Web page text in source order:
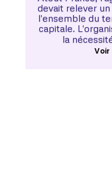
devait relever
l'ensemble du
capitale.
la